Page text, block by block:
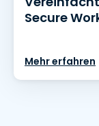
Secure
Mehr erfahren